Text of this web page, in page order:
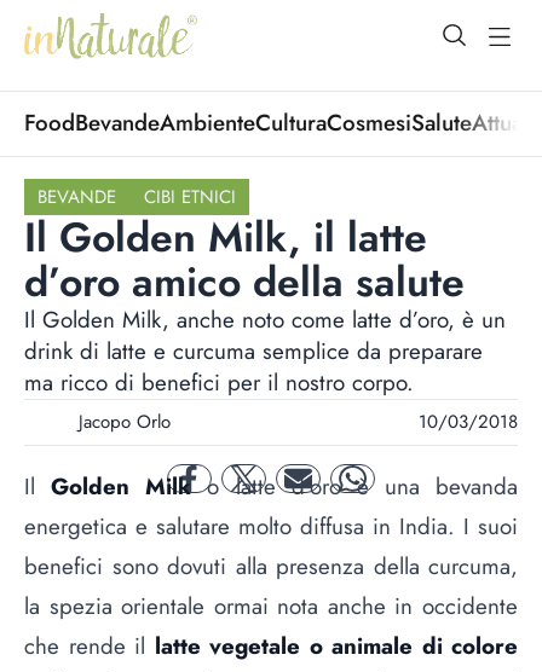
open
FoodBevandeAmbienteCulturaCosmesiSalute
BEVANDE CIBI ETNICI
Il Golden Milk, il latte
d’oro amico della salute
Il Golden Milk, anche noto come latte d’oro, è un
drink di latte e curcuma semplice da preparare
ma ricco di benefici per il nostro corpo.
Jacopo Orlo 10/03/2018
facebooktwitter mail whatsapp
IlGolden Milko latte d’oro è una bevanda
energetica e salutare molto diffusa in India. I suoi
benefici sono dovuti alla presenza della curcuma,
la spezia orientale ormai nota anche in occidente
che rende il latte vegetale o animale di colore